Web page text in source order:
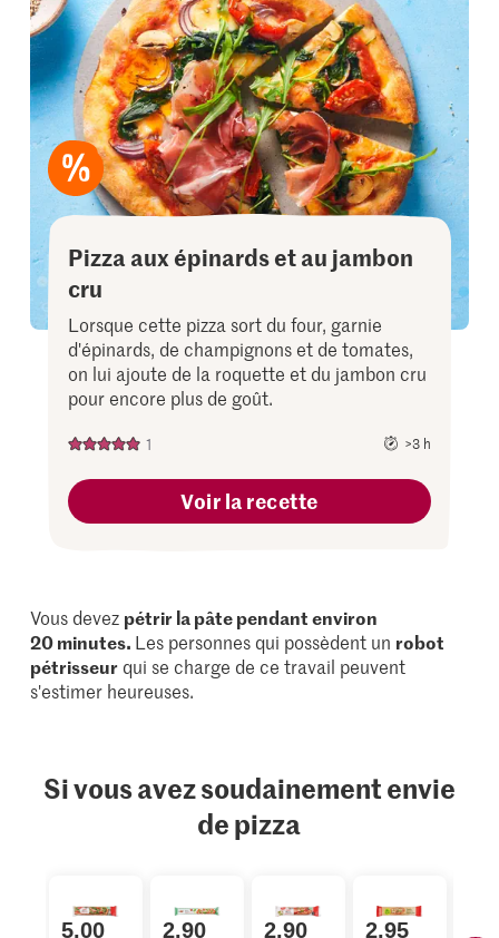
Pizza aux épinards et au jambon
cru
Lorsque cette pizza sort du four, garnie
d'épinards, de champignons et de tomates,
on lui ajoute de la roquette et du jambon cru
pour encore plus de goût.
1 >3 h
Voir la recette
Vous devez pétrir la pâte pendant environ
20 minutes. Les personnes qui possèdent un robot
pétrisseur qui se charge de ce travail peuvent
s'estimer heureuses.
Si vous avez soudainement envie
de pizza
5.00 2.90 2.90 2.95